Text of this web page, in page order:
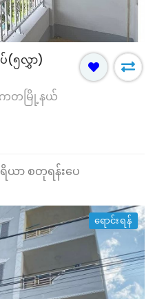
(၅လွှာ)
ေတမြို့နယ်
ယာ စတုရန်းပေ
ရောင်းရန်